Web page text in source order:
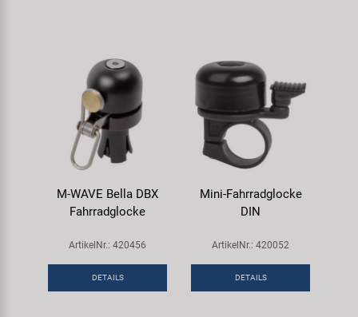
M-WAVE Bella DBX
Fahrradglocke
ArtikelNr.: 420456
DETAILS
Mini-Fahrradglocke
DIN
ArtikelNr.: 420052
DETAILS